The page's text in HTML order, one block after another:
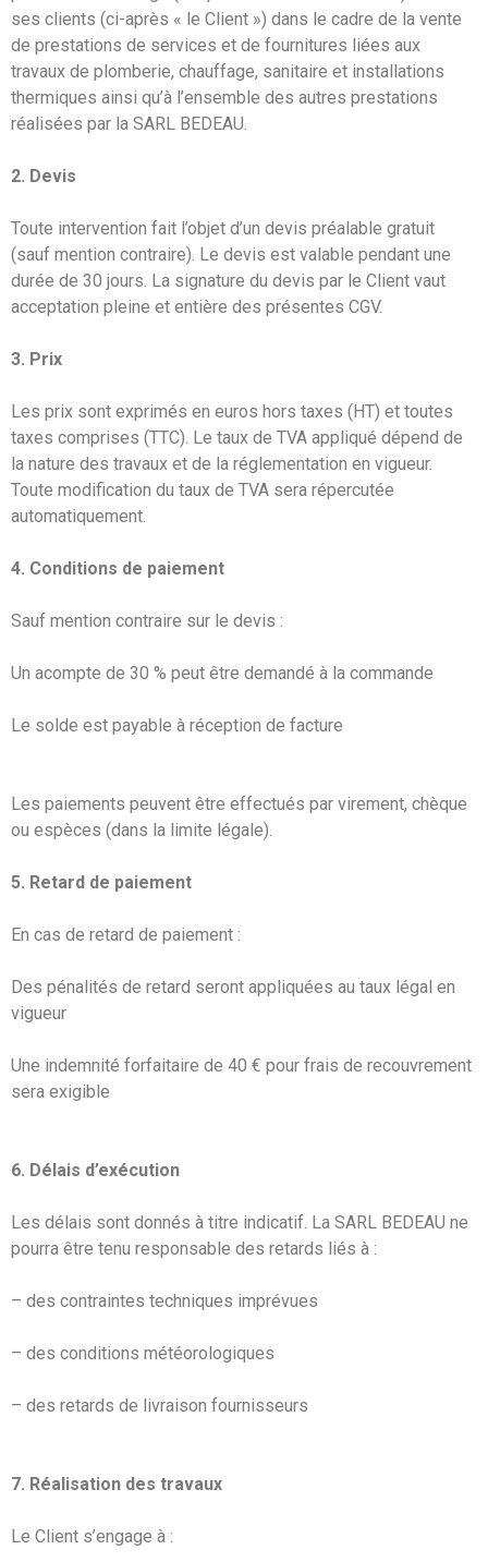
ses clients (ci-après « le Client ») dans le cadre de la vente
de prestations de services et de fournitures liées aux
travaux de plomberie, chauffage, sanitaire et installations
thermiques ainsi qu’à l’ensemble des autres prestations
réalisées par la SARL BEDEAU.
2. Devis
Toute intervention fait l’objet d’un devis préalable gratuit
(sauf mention contraire). Le devis est valable pendant une
durée de 30 jours. La signature du devis par le Client vaut
acceptation pleine et entière des présentes CGV.
3. Prix
Les prix sont exprimés en euros hors taxes (HT) et toutes
taxes comprises (TTC). Le taux de TVA appliqué dépend de
la nature des travaux et de la réglementation en vigueur.
Toute modification du taux de TVA sera répercutée
automatiquement.
4. Conditions de paiement
Sauf mention contraire sur le devis :
Un acompte de 30 % peut être demandé à la commande
Le solde est payable à réception de facture
Les paiements peuvent être effectués par virement, chèque
ou espèces (dans la limite légale).
5. Retard de paiement
En cas de retard de paiement :
Des pénalités de retard seront appliquées au taux légal en
vigueur
Une indemnité forfaitaire de 40 € pour frais de recouvrement
sera exigible
6. Délais d’exécution
Les délais sont donnés à titre indicatif. La SARL BEDEAU ne
pourra être tenu responsable des retards liés à :
– des contraintes techniques imprévues
– des conditions météorologiques
– des retards de livraison fournisseurs
7. Réalisation des travaux
Le Client s’engage à :